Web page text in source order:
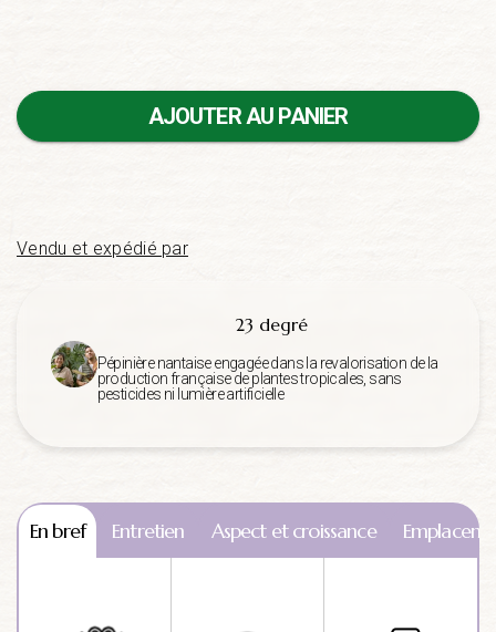
AJOUTER AU PANIER
Vendu et expédié par
23 degré
Pépinière nantaise engagée dans la revalorisation de la
production française de plantes tropicales, sans
pesticides ni lumière artificielle
En bref Entretien Aspect et croissance